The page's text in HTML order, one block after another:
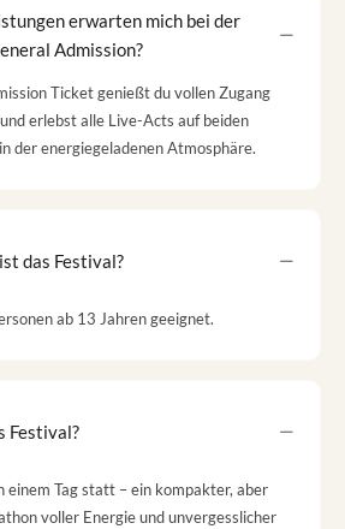
erwarten mich bei der
Admission?
Ticket genießt du vollen Zugang
erlebst alle Live-Acts auf beiden
der energiegeladenen Atmosphäre.
das Festival?
ab 13 Jahren geeignet.
Festival?
einem Tag statt – ein kompakter, aber
voller Energie und unvergesslicher